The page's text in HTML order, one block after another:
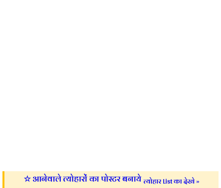
☆ आनेवाले त्योहारों का पोस्टर बनायेत्योहार List का देखे »